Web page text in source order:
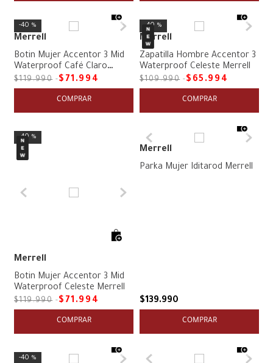
40 %
Merrell
Botin Mujer Accentor 3 Mid
Waterproof Café Claro
Merrell
$119.990 $ 71 .994
COMPRAR
40 %
Merrell
Zapatilla Hombre Accentor 3
Waterproof Celeste Merrell
$109.990 $ 65 .994
COMPRAR
40 %
Merrell
Botin Mujer Accentor 3 Mid
Waterproof Celeste Merrell
$119.990 $ 71 .994
COMPRAR
Merrell
Parka Mujer Iditarod Merrell
$139.990
COMPRAR
40 %